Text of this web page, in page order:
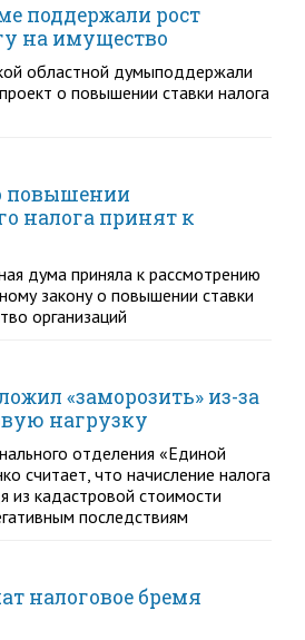
поддержали рост
на имущество
областной думыподдержали
о повышении ставки налога
повышении
налога принят к
дума приняла к рассмотрению
закону о повышении ставки
организаций
«заморозить» из-за
нагрузку
отделения «Единой
считает, что начисление налога
из кадастровой стоимости
последствиям
налоговое бремя